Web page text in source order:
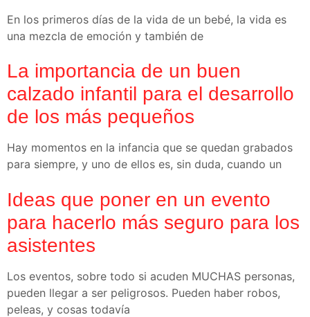
En los primeros días de la vida de un bebé, la vida es
una mezcla de emoción y también de
La importancia de un buen
calzado infantil para el desarrollo
de los más pequeños
Hay momentos en la infancia que se quedan grabados
para siempre, y uno de ellos es, sin duda, cuando un
Ideas que poner en un evento
para hacerlo más seguro para los
asistentes
Los eventos, sobre todo si acuden MUCHAS personas,
pueden llegar a ser peligrosos. Pueden haber robos,
peleas, y cosas todavía